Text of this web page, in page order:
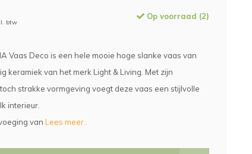
btw
Op voorraad (2)
Vaas Deco is een hele mooie hoge slanke vaas van
keramiek van het merk Light & Living. Met zijn
strakke vormgeving voegt deze vaas een stijlvolle
interieur.
van Lees meer..